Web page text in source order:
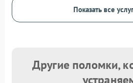
Показать все
Другие поломки,